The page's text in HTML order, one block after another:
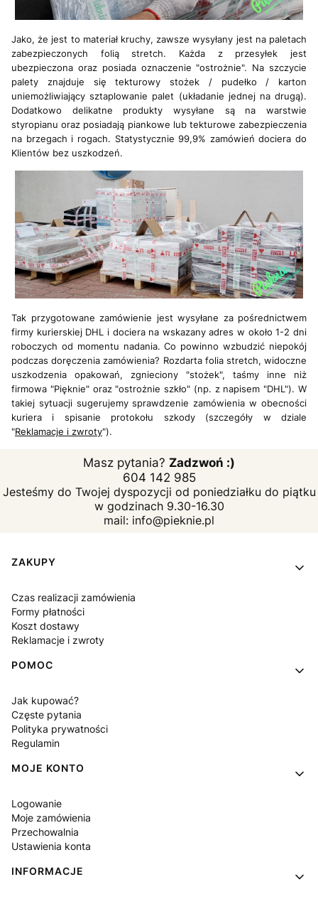
Jako, że jest to materiał kruchy, zawsze wysyłany jest na paletach
zabezpieczonych folią stretch. Każda z przesyłek jest
ubezpieczona oraz posiada oznaczenie "ostrożnie". Na szczycie
palety znajduje się tekturowy stożek / pudełko / karton
uniemożliwiający sztaplowanie palet (układanie jednej na drugą).
Dodatkowo delikatne produkty wysyłane są na warstwie
styropianu oraz posiadają piankowe lub tekturowe zabezpieczenia
na brzegach i rogach. Statystycznie 99,9% zamówień dociera do
Klientów bez uszkodzeń.
Tak przygotowane zamówienie jest wysyłane za pośrednictwem
firmy kurierskiej DHL i dociera na wskazany adres w około 1-2 dni
roboczych od momentu nadania. Co powinno wzbudzić niepokój
podczas doręczenia zamówienia? Rozdarta folia stretch, widoczne
uszkodzenia opakowań, zgnieciony "stożek", taśmy inne niż
firmowa "Pięknie" oraz "ostrożnie szkło" (np. z napisem "DHL"). W
takiej sytuacji sugerujemy sprawdzenie zamówienia w obecności
kuriera i spisanie protokołu szkody (szczegóły w dziale
"Reklamacje i zwroty").
Masz pytania? Zadzwoń :)
604 142 985
Jesteśmy do Twojej dyspozycji od poniedziałku do piątku
w godzinach 9.30-16.30
mail: info@pieknie.pl
Linki w stopce
ZAKUPY
Czas realizacji zamówienia
Formy płatności
Koszt dostawy
Reklamacje i zwroty
POMOC
Jak kupować?
Częste pytania
Polityka prywatności
Regulamin
MOJE KONTO
Logowanie
Moje zamówienia
Przechowalnia
Ustawienia konta
INFORMACJE